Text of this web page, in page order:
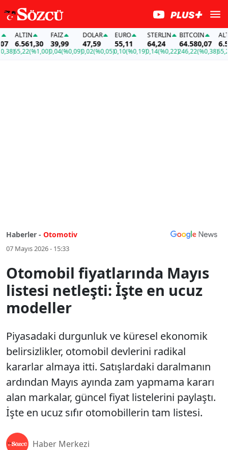
ALTIN
6.561,30
65,22(%1,00)
FAİZ
39,99
0,04(%0,09)
DOLAR
47,59
0,02(%0,05)
EURO
55,11
0,10(%0,19)
STERLIN
64,24
0,14(%0,22)
BITCOIN
64.580,07
246,22(%0,38)
ALTIN
65,22
Haberler - Otomotiv
07 Mayıs 2026 - 15:33
Otomobil fiyatlarında Mayıs
listesi netleşti: İşte en ucuz
modeller
Piyasadaki durgunluk ve küresel ekonomik
belirsizlikler, otomobil devlerini radikal
kararlar almaya itti. Satışlardaki daralmanın
ardından Mayıs ayında zam yapmama kararı
alan markalar, güncel fiyat listelerini paylaştı.
İşte en ucuz sıfır otomobillerin tam listesi.
Haber Merkezi